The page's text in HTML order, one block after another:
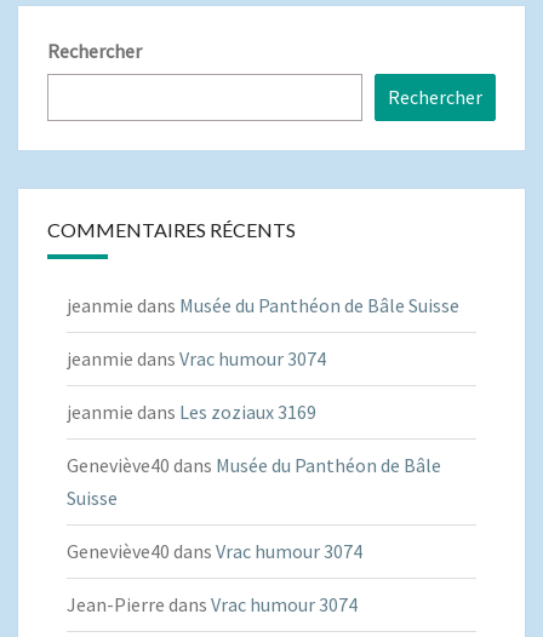
Rechercher
Rechercher
COMMENTAIRES RÉCENTS
jeanmie dans Musée du Panthéon de Bâle Suisse
jeanmie dans Vrac humour 3074
jeanmie dans Les zoziaux 3169
Geneviève40 dans Musée du Panthéon de Bâle
Suisse
Geneviève40 dans Vrac humour 3074
Jean-Pierre dans Vrac humour 3074